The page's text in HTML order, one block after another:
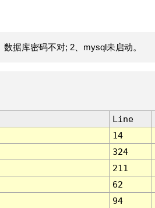
据库密码不对; 2、mysql未启动。
Line
14
324
211
62
94